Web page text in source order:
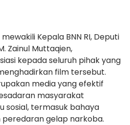
Kepala BNN RI, Deputi
Zainul Muttaqien,
kepada seluruh pihak yang
film tersebut.
media yang efektif
masyarakat
sosial, termasuk bahaya
gelap narkoba.